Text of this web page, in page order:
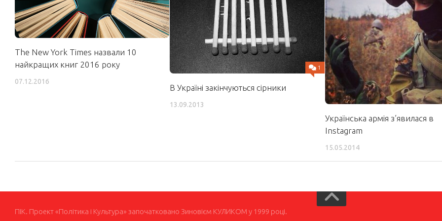
The New York Times назвали 10
найкращих книг 2016 року
07.12.2016
1
В Україні закінчуються сірники
13.09.2013
Українська армія з’явилася в
Instagram
15.05.2014
ПІК. Проект «Політика і Культура» започатковано Зиновієм КУЛИКОМ у 1999 році.